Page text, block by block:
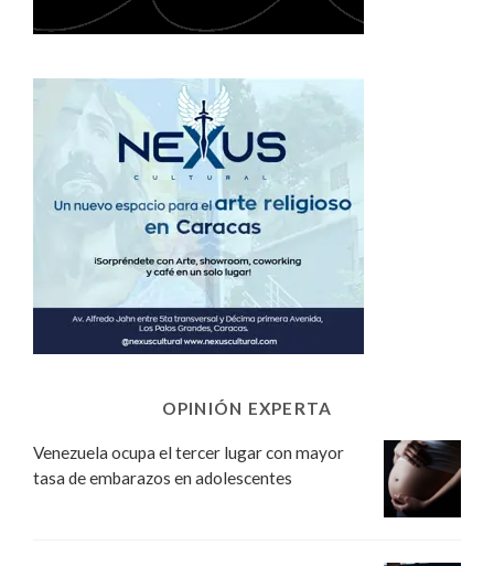
OPINIÓN EXPERTA
Venezuela ocupa el tercer lugar con mayor
tasa de embarazos en adolescentes